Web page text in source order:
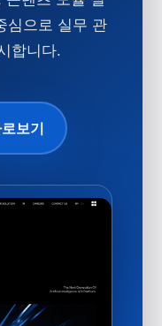
심으로 실무 관
합니다.
보기